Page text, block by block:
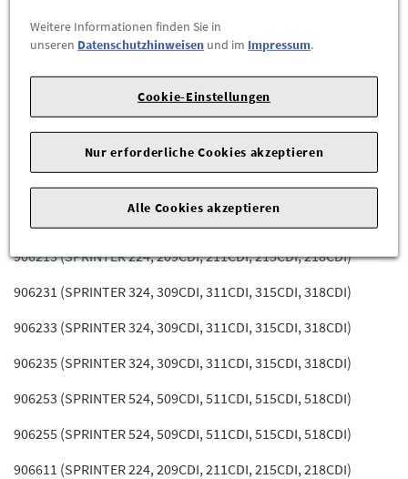
906134 (SPRINTER 322, 309CDI, 311CDI, 315CDI, 316CDI)
906135 (SPRINTER 324, 309CDI, 311CDI, 315CDI, 318CDI)
906136 (SPRINTER 322, 309CDI, 311CDI, 315CDI, 316CDI)
906153 (SPRINTER 524, 509CDI, 511CDI, 515CDI, 518CDI)
906155 (SPRINTER 524, 509CDI, 511CDI, 515CDI, 518CDI)
906211 (SPRINTER 224, 209CDI, 211CDI, 215CDI, 218CDI)
906213 (SPRINTER 224, 209CDI, 211CDI, 215CDI, 218CDI)
906231 (SPRINTER 324, 309CDI, 311CDI, 315CDI, 318CDI)
906233 (SPRINTER 324, 309CDI, 311CDI, 315CDI, 318CDI)
906235 (SPRINTER 324, 309CDI, 311CDI, 315CDI, 318CDI)
906253 (SPRINTER 524, 509CDI, 511CDI, 515CDI, 518CDI)
906255 (SPRINTER 524, 509CDI, 511CDI, 515CDI, 518CDI)
906611 (SPRINTER 224, 209CDI, 211CDI, 215CDI, 218CDI)
Weitere Informationen finden Sie in
unseren Datenschutzhinweisen und im Impressum.
Cookie-Einstellungen
Nur erforderliche Cookies akzeptieren
Alle Cookies akzeptieren